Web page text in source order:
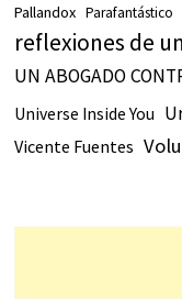
Pallandox Parafantástico
reflexiones de
UN ABOGADO
Universe Inside You
Vicente Fuentes